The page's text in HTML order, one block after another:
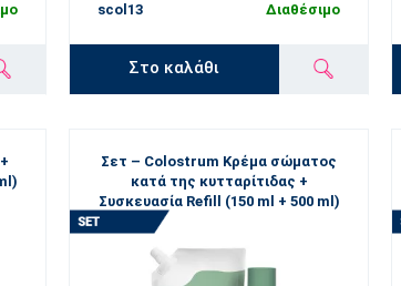
scol13 Διαθέσιμο
Στο καλάθι
Σετ – Colostrum Κρέμα σώματος
κατά της κυτταρίτιδας +
Συσκευασία Refill (150 ml + 500 ml)